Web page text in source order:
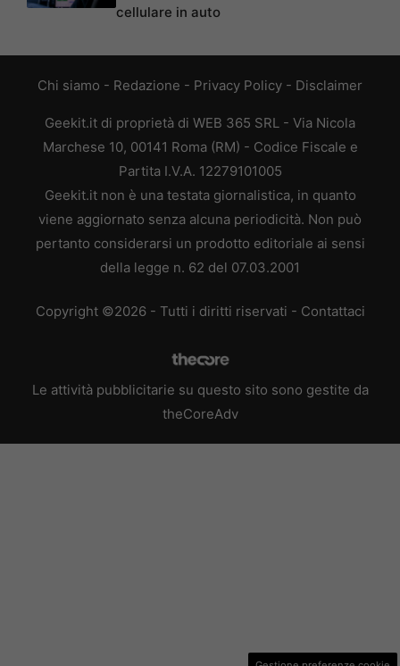
cellulare in auto
Chi siamo - Redazione - Privacy Policy - Disclaimer
Geekit.it di proprietà di WEB 365 SRL - Via Nicola
Marchese 10, 00141 Roma (RM) - Codice Fiscale e
Partita I.V.A. 12279101005
Geekit.it non è una testata giornalistica, in quanto
viene aggiornato senza alcuna periodicità. Non può
pertanto considerarsi un prodotto editoriale ai sensi
della legge n. 62 del 07.03.2001
Copyright ©2026 - Tutti i diritti riservati - Contattaci
Le attività pubblicitarie su questo sito sono gestite da
theCoreAdv